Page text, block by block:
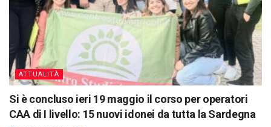
ATTUALITÀ
Si è concluso ieri 19 maggio il corso per operatori
CAA di I livello: 15 nuovi idonei da tutta la Sardegna